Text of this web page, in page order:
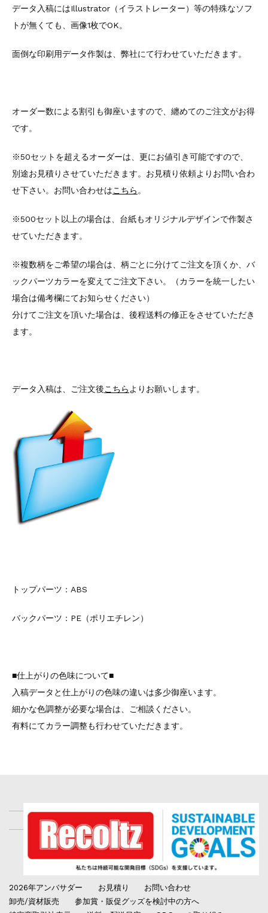
データ入稿にはIllustrator（イラストレーター）等の特殊なソフ
トが無くても、画像1枚でOK。
面倒な印刷用データ作製は、弊社にて行わせていただきます。
オーダー数による割引も御座いますので、纏めてのご注文がお得
です。
※50セットを超えるオーダーは、更にお値引き可能ですので、
別途お見積りさせていただきます。お見積り依頼よりお問い合わ
せ下さい。お問い合わせはこちら 。
※500セット以上の場合は、台紙もオリジナルデザインで作製さ
せていただきます。
※複数柄をご希望の場合は、柄ごとに分けてご注文を頂くか、バ
ックパーツカラーを変えてご注文下さい。（カラーを統一したい
場合は備考欄にてお知らせください）
分けてご注文を頂いた場合は、後程送料の修正をさせていただき
ます。
データ入稿は、ご注文後こちら よりお願いします。
トップパーツ：ABS
バックパーツ：PE（ポリエチレン）
■仕上がりの色味について■
入稿データと仕上がりの色味の違いは多少御座います。
細かな色調整が必要な場合は、ご相談ください。
有料にてカラー調整も行わせていただきます。
2026年アンバサダー お見積り
お問い合わせ
卸売/資材販売
参加賞・販促グッズを検討中の方へ